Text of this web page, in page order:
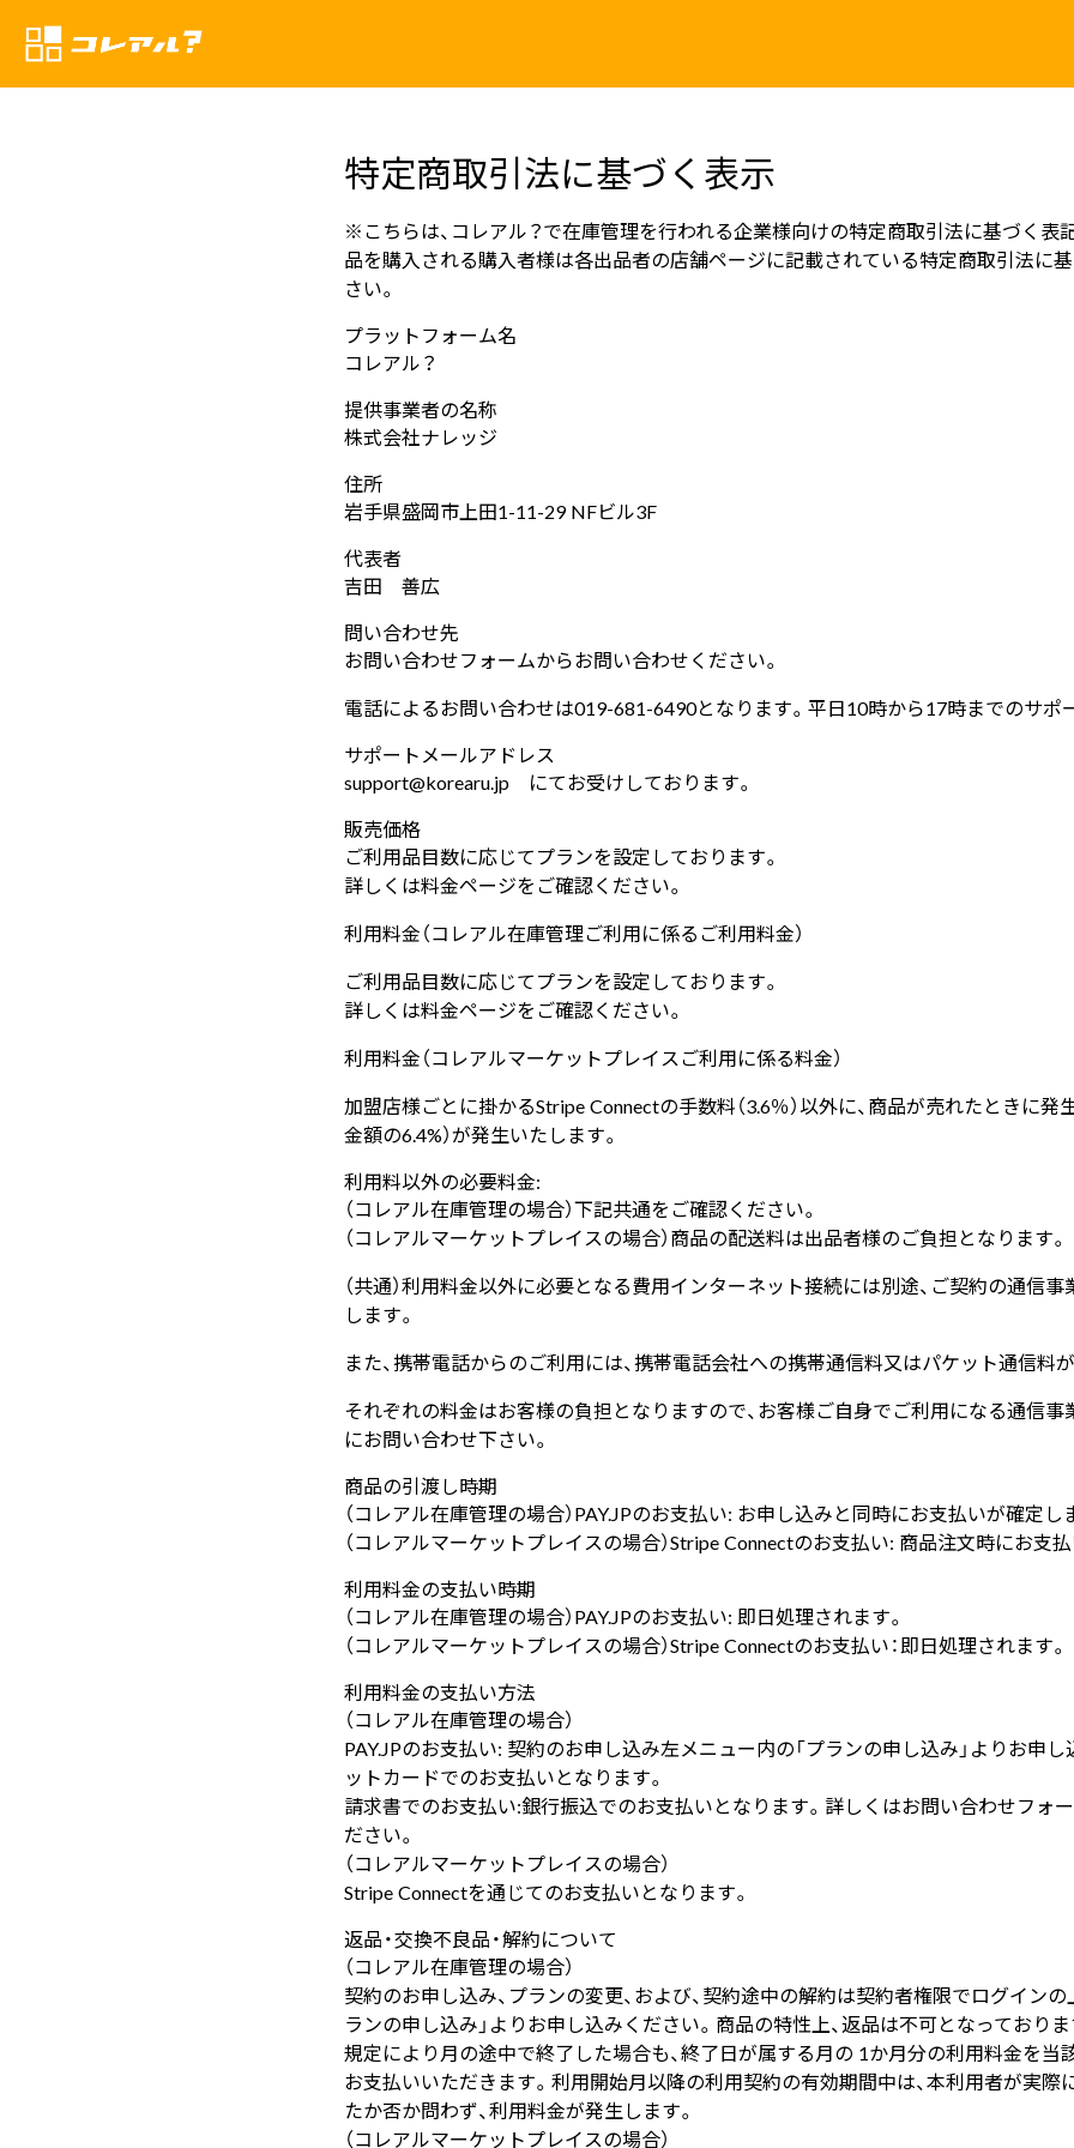
特定商取引法に基づく表示
※こちらは、コレアル？で在庫管理を行われる企業様向けの特定商取引法に基づく表
品を購入される購入者様は各出品者の店舗ページに記載されている特定商取引法に
さい。
プラットフォーム名
コレアル？
提供事業者の名称
株式会社ナレッジ
住所
岩手県盛岡市上田1-11-29 NFビル3F
代表者
吉田 善広
問い合わせ先
お問い合わせフォームからお問い合わせください。
電話によるお問い合わせは019-681-6490となります。平日10時から17時までのサポ
サポートメールアドレス
support@korearu.jp にてお受けしております。
販売価格
ご利用品目数に応じてプランを設定しております。
詳しくは料金ページをご確認ください。
利用料金（コレアル在庫管理ご利用に係るご利用料金）
ご利用品目数に応じてプランを設定しております。
詳しくは料金ページをご確認ください。
利用料金（コレアルマーケットプレイスご利用に係る料金）
加盟店様ごとに掛かるStripe Connectの手数料（3.6％）以外に、商品が売れたときに発
金額の6.4%）が発生いたします。
利用料以外の必要料金:
（コレアル在庫管理の場合）下記共通をご確認ください。
（コレアルマーケットプレイスの場合）商品の配送料は出品者様のご負担となります。
（共通）利用料金以外に必要となる費用インターネット接続には別途、ご契約の通信
します。
また、携帯電話からのご利用には、携帯電話会社への携帯通信料又はパケット通信料
それぞれの料金はお客様の負担となりますので、お客様ご自身でご利用になる通信
にお問い合わせ下さい。
商品の引渡し時期
（コレアル在庫管理の場合）PAY.JPのお支払い: お申し込みと同時にお支払いが確定し
（コレアルマーケットプレイスの場合）Stripe Connectのお支払い: 商品注文時にお支
利用料金の支払い時期
（コレアル在庫管理の場合）PAY.JPのお支払い: 即日処理されます。
（コレアルマーケットプレイスの場合）Stripe Connectのお支払い：即日処理されます。
利用料金の支払い方法
（コレアル在庫管理の場合）
PAY.JPのお支払い: 契約のお申し込み左メニュー内の「プランの申し込み」よりお申
ットカードでのお支払いとなります。
請求書でのお支払い:銀行振込でのお支払いとなります。詳しくはお問い合わせフォ
ださい。
（コレアルマーケットプレイスの場合）
Stripe Connectを通じてのお支払いとなります。
返品・交換不良品・解約について
（コレアル在庫管理の場合）
契約のお申し込み、プランの変更、および、契約途中の解約は契約者権限でログインの
ランの申し込み」よりお申し込みください。商品の特性上、返品は不可となっており
規定により月の途中で終了した場合も、終了日が属する月の 1か月分の利用料金を当
お支払いいただきます。利用開始月以降の利用契約の有効期間中は、本利用者が実際
たか否か問わず、利用料金が発生します。
（コレアルマーケットプレイスの場合）